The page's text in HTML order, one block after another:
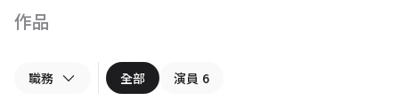
作品
職務 全部 演員 6